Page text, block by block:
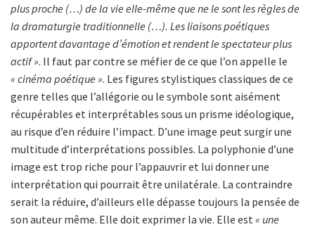
plus proche (…) de la vie elle-même que ne le sont les règles de
la dramaturgie traditionnelle (…). Les liaisons poétiques
apportent davantage d’émotion et rendent le spectateur plus
actif ». Il faut par contre se méfier de ce que l’on appelle le
« cinéma poétique ». Les figures stylistiques classiques de ce
genre telles que l’allégorie ou le symbole sont aisément
récupérables et interprétables sous un prisme idéologique,
au risque d’en réduire l’impact. D’une image peut surgir une
multitude d’interprétations possibles. La polyphonie d’une
image est trop riche pour l’appauvrir et lui donner une
interprétation qui pourrait être unilatérale. La contraindre
serait la réduire, d’ailleurs elle dépasse toujours la pensée de
son auteur même. Elle doit exprimer la vie. Elle est « une